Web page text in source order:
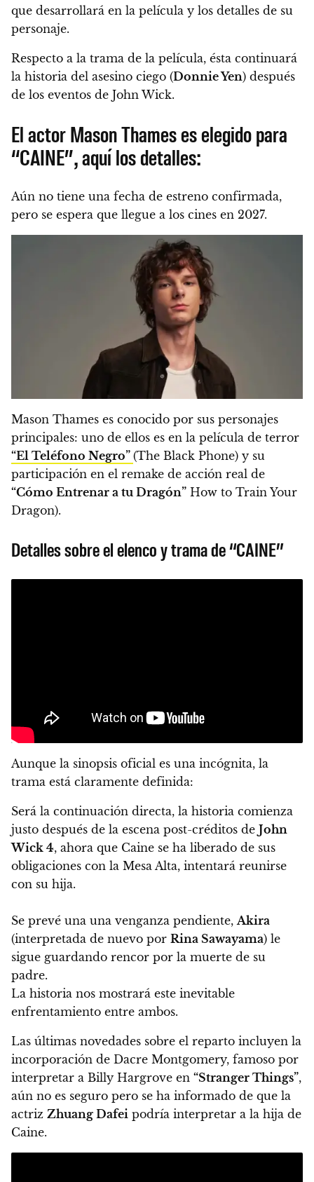
que desarrollará en la película y los detalles de su
personaje.
Respecto a la trama de la película, ésta continuará
la historia del asesino ciego (Donnie Yen) después
de los eventos de John Wick.
El actor Mason Thames es elegido para
“CAINE”, aquí los detalles:
Aún no tiene una fecha de estreno confirmada,
pero se espera que llegue a los cines en 2027.
Mason Thames es conocido por sus personajes
principales: uno de ellos es en la película de terror
“El Teléfono Negro” (The Black Phone) y su
participación en el remake de acción real de
“Cómo Entrenar a tu Dragón” How to Train Your
Dragon).
Detalles sobre el elenco y trama de “CAINE”
Aunque la sinopsis oficial es una incógnita, la
trama está claramente definida:
Será la continuación directa, la historia comienza
justo después de la escena post-créditos de John
Wick 4, ahora que Caine se ha liberado de sus
obligaciones con la Mesa Alta, intentará reunirse
con su hija.
Se prevé una una venganza pendiente, Akira
(interpretada de nuevo por Rina Sawayama) le
sigue guardando rencor por la muerte de su
padre.
La historia nos mostrará este inevitable
enfrentamiento entre ambos.
Las últimas novedades sobre el reparto incluyen la
incorporación de Dacre Montgomery, famoso por
interpretar a Billy Hargrove en “Stranger Things”,
aún no es seguro pero se ha informado de que la
actriz Zhuang Dafei podría interpretar a la hija de
Caine.